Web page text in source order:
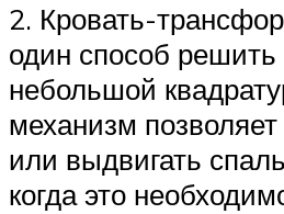
2. Кровать-
один способ
небольшой
механизм
или выдвигать
когда это